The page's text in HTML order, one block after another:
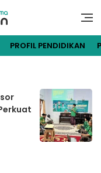
PROFIL PENDIDIKAN